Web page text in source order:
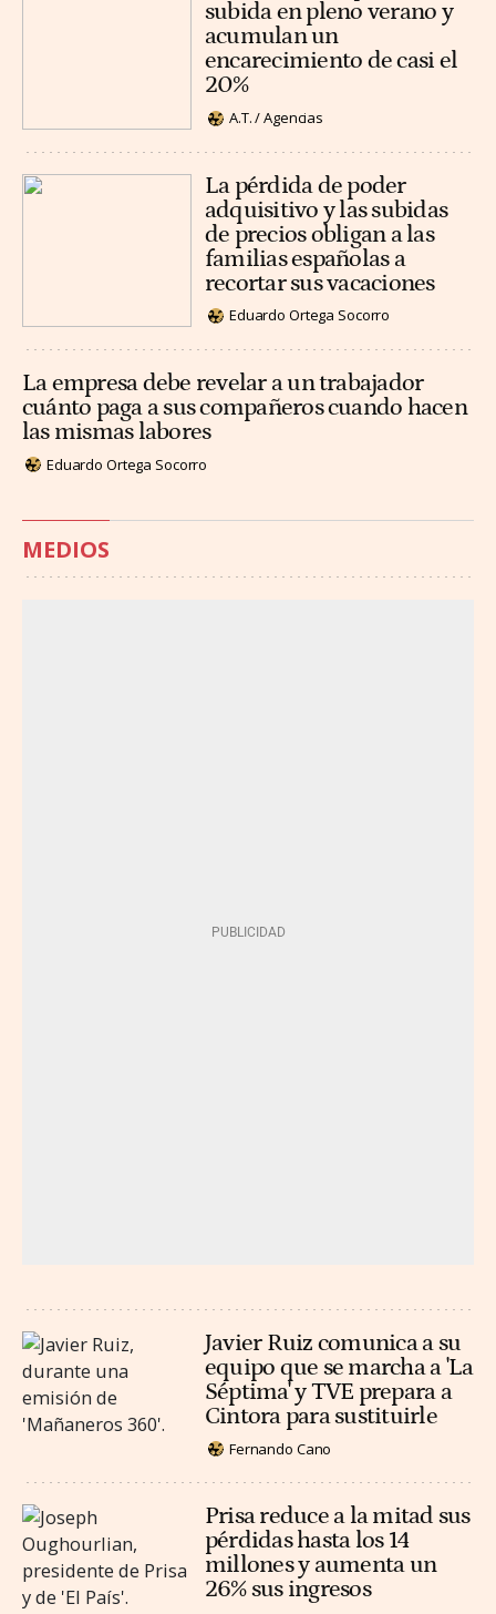
subida en pleno verano y
acumulan un
encarecimiento de casi el
20%
A.T. / Agencias
La pérdida de poder
adquisitivo y las subidas
de precios obligan a las
familias españolas a
recortar sus vacaciones
Eduardo Ortega Socorro
La empresa debe revelar a un trabajador
cuánto paga a sus compañeros cuando hacen
las mismas labores
Eduardo Ortega Socorro
MEDIOS
Javier Ruiz comunica a su
equipo que se marcha a 'La
Séptima' y TVE prepara a
Cintora para sustituirle
Fernando Cano
Prisa reduce a la mitad sus
pérdidas hasta los 14
millones y aumenta un
26% sus ingresos